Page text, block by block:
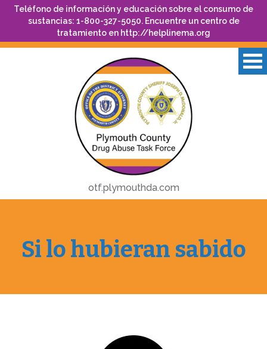
Teléfono de información y educación sobre el consumo de
sustancias: 1-800-327-5050. Encuentre un centro de
tratamiento en http://helplinema.org
otf.plymouthda.com
Si lo hubieran sabido